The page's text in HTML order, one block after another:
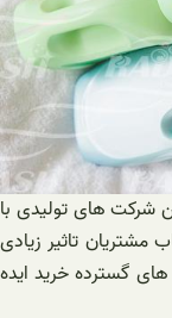
شرکت های تولیدی با
مشتریان تاثیر زیادی
گسترده خرید ایده